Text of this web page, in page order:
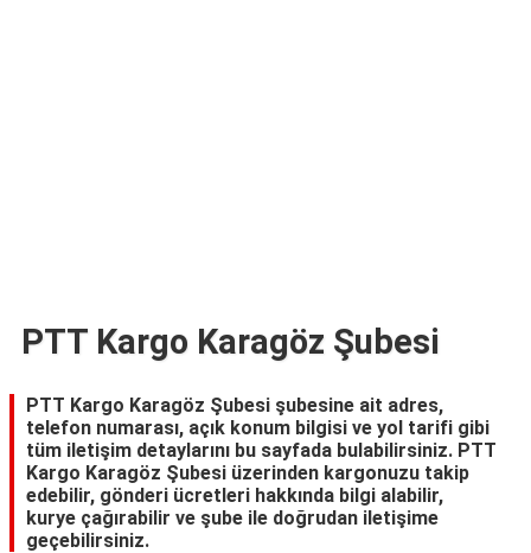
PTT Kargo Karagöz Şubesi
PTT Kargo Karagöz Şubesi şubesine ait adres,
telefon numarası, açık konum bilgisi ve yol tarifi gibi
tüm iletişim detaylarını bu sayfada bulabilirsiniz. PTT
Kargo Karagöz Şubesi üzerinden kargonuzu takip
edebilir, gönderi ücretleri hakkında bilgi alabilir,
kurye çağırabilir ve şube ile doğrudan iletişime
geçebilirsiniz.